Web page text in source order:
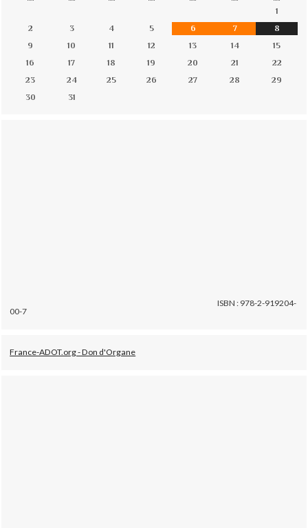
1
2
3 4 5 6 7
8
9
10 11 12 13 14
15
16
17 18 19 20 21
22
23
24 25 26 27 28
29
30
31
ISBN : 978-2-919204-
00-7
France-ADOT.org - Don d'Organe